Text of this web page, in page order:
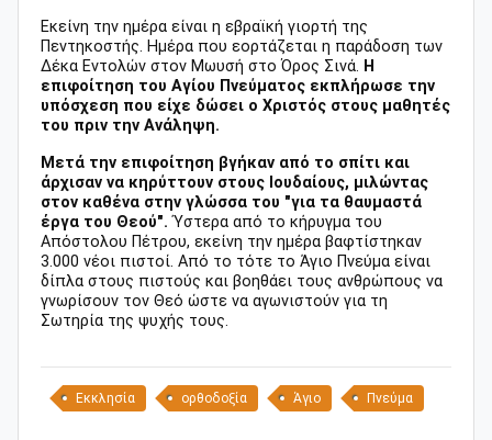
Εκείνη την ημέρα είναι η εβραϊκή γιορτή της
Πεντηκοστής. Ημέρα που εορτάζεται η παράδοση των
Δέκα Εντολών στον Μωυσή στο Όρος Σινά. Η
επιφοίτηση του Αγίου Πνεύματος εκπλήρωσε την
υπόσχεση που είχε δώσει ο Χριστός στους μαθητές
του πριν την Ανάληψη.
Μετά την επιφοίτηση βγήκαν από το σπίτι και
άρχισαν να κηρύττουν στους Ιουδαίους, μιλώντας
στον καθένα στην γλώσσα του "για τα θαυμαστά
έργα του Θεού". Ύστερα από το κήρυγμα του
Απόστολου Πέτρου, εκείνη την ημέρα βαφτίστηκαν
3.000 νέοι πιστοί. Από το τότε το Άγιο Πνεύμα είναι
δίπλα στους πιστούς και βοηθάει τους ανθρώπους να
γνωρίσουν τον Θεό ώστε να αγωνιστούν για τη
Σωτηρία της ψυχής τους.
Εκκλησία ορθοδοξία Άγιο Πνεύμα